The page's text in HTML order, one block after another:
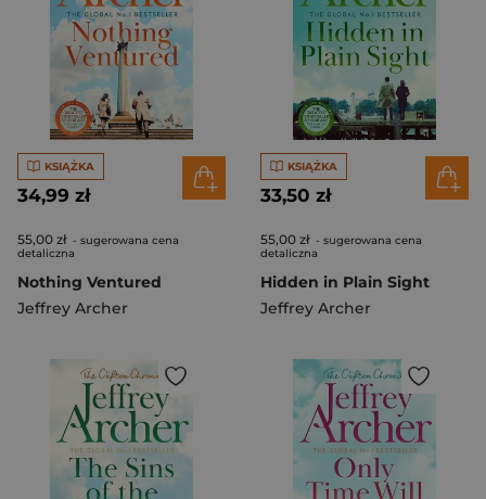
KSIĄŻKA
34,99 zł
55,00 zł - sugerowana cena
detaliczna
Nothing Ventured
Jeffrey Archer
KSIĄŻKA
33,50 zł
55,00 zł - sugerowana cena
detaliczna
Hidden in Plain Sight
Jeffrey Archer